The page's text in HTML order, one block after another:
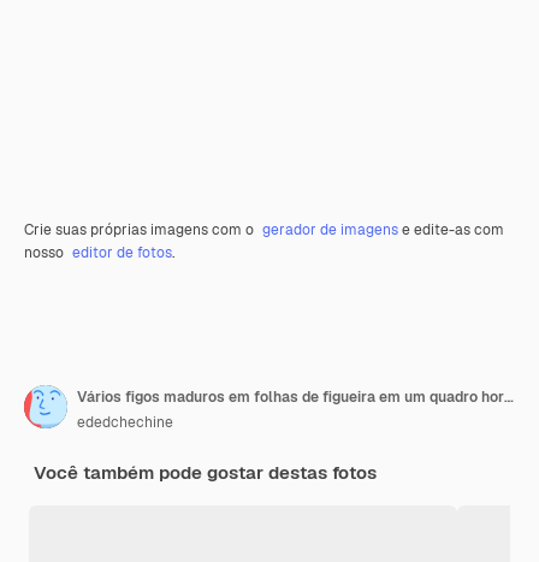
Crie suas próprias imagens com o gerador de imagense edite-as com
nosso editor de fotos.
Vários figos maduros em folhas de figueira em um quadro horizontal de mesa de madeira velha com espaço de cópia Fundo de colheita de frutas da estação ou artigos de dieta mediterrânea
ededchechine
Você também pode gostar destas fotos